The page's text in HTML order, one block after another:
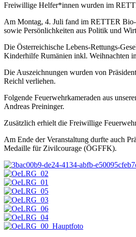
Freiwillige Helfer*innen wurden im
Am Montag, 4. Juli fand im RETTER
sowie Persönlichkeiten aus Politik und
Die Österreichische Lebens-Rettungs-
Kinderhilfe Rumänien inkl. Weihnachten
Die Auszeichnungen wurden von
Reichl verliehen.
Folgende Feuerwehrkameraden aus
Andreas Preininger.
Zusätzlich erhielt die Freiwillige
Am Ende der Veranstaltung durfte auch
Medaille für Zivilcourage (ÖGFFK).